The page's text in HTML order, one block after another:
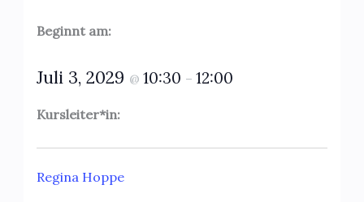
Beginnt am:
Juli 3, 2029 @ 10:30 – 12:00
Kursleiter*in:
Regina Hoppe